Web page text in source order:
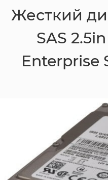
Жесткий
SAS
Enterprise